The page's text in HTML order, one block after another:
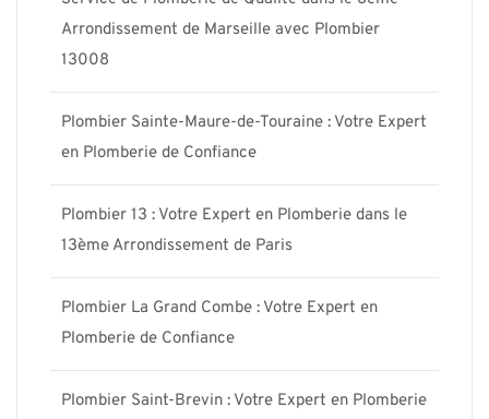
Arrondissement de Marseille avec Plombier
13008
Plombier Sainte-Maure-de-Touraine : Votre Expert
en Plomberie de Confiance
Plombier 13 : Votre Expert en Plomberie dans le
13ème Arrondissement de Paris
Plombier La Grand Combe : Votre Expert en
Plomberie de Confiance
Plombier Saint-Brevin : Votre Expert en Plomberie